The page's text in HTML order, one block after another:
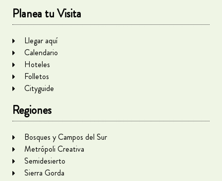
Planea tu Visita
Llegar aquí
Calendario
Hoteles
Folletos
Cityguide
Regiones
Bosques y Campos del Sur
Metrópoli Creativa
Semidesierto
Sierra Gorda